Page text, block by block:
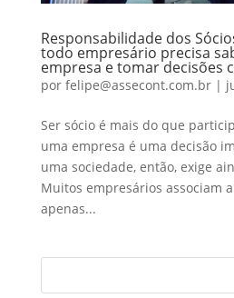
Responsabilidade dos
todo empresário precisa
empresa e tomar decisões
por felipe@assecont.com.br|
Ser sócio é mais do que
uma empresa é uma decisão
uma sociedade, então, exige
Muitos empresários associam
apenas...